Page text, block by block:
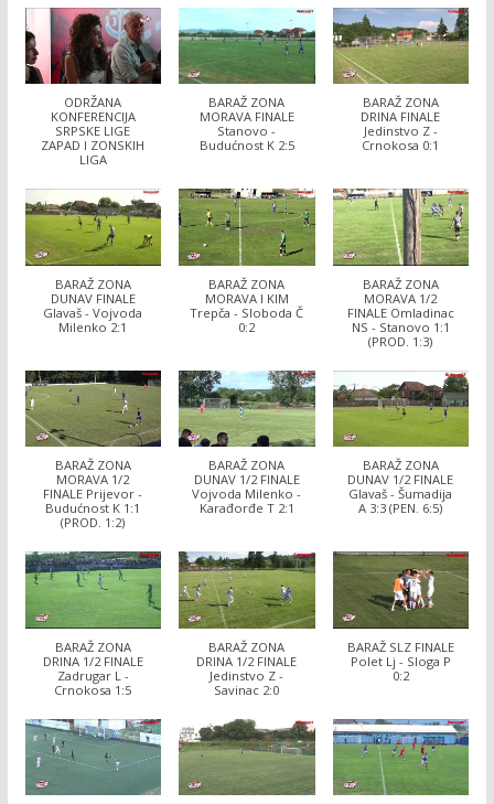
ODRŽANA
KONFERENCIJA
SRPSKE LIGE
ZAPAD I ZONSKIH
LIGA
BARAŽ ZONA
MORAVA FINALE
Stanovo -
Budućnost K 2:5
BARAŽ ZONA
DRINA FINALE
Jedinstvo Z -
Crnokosa 0:1
BARAŽ ZONA
DUNAV FINALE
Glavaš - Vojvoda
Milenko 2:1
BARAŽ ZONA
MORAVA I KIM
Trepča - Sloboda Č
0:2
BARAŽ ZONA
MORAVA 1/2
FINALE Omladinac
NS - Stanovo 1:1
(PROD. 1:3)
BARAŽ ZONA
MORAVA 1/2
FINALE Prijevor -
Budućnost K 1:1
(PROD. 1:2)
BARAŽ ZONA
DUNAV 1/2 FINALE
Vojvoda Milenko -
Karađorđe T 2:1
BARAŽ ZONA
DUNAV 1/2 FINALE
Glavaš - Šumadija
A 3:3 (PEN. 6:5)
BARAŽ ZONA
DRINA 1/2 FINALE
Zadrugar L -
Crnokosa 1:5
BARAŽ ZONA
DRINA 1/2 FINALE
Jedinstvo Z -
Savinac 2:0
BARAŽ SLZ FINALE
Polet Lj - Sloga P
0:2